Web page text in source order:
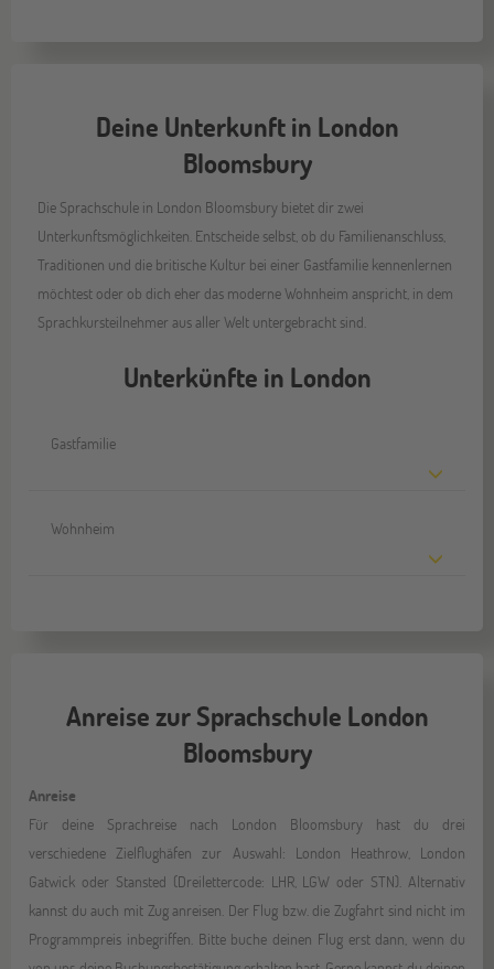
Deine Unterkunft in London
Bloomsbury
Die Sprachschule in London Bloomsbury bietet dir zwei
Unterkunftsmöglichkeiten. Entscheide selbst, ob du Familienanschluss,
Traditionen und die britische Kultur bei einer Gastfamilie kennenlernen
möchtest oder ob dich eher das moderne Wohnheim anspricht, in dem
Sprachkursteilnehmer aus aller Welt untergebracht sind.
Unterkünfte in London
Gastfamilie
Wohnheim
Anreise zur Sprachschule London
Bloomsbury
Anreise
Für deine Sprachreise nach London Bloomsbury hast du drei
verschiedene Zielflughäfen zur Auswahl: London Heathrow, London
Gatwick oder Stansted (Dreilettercode: LHR, LGW oder STN). Alternativ
kannst du auch mit Zug anreisen. Der Flug bzw. die Zugfahrt sind nicht im
Programmpreis inbegriffen. Bitte buche deinen Flug erst dann, wenn du